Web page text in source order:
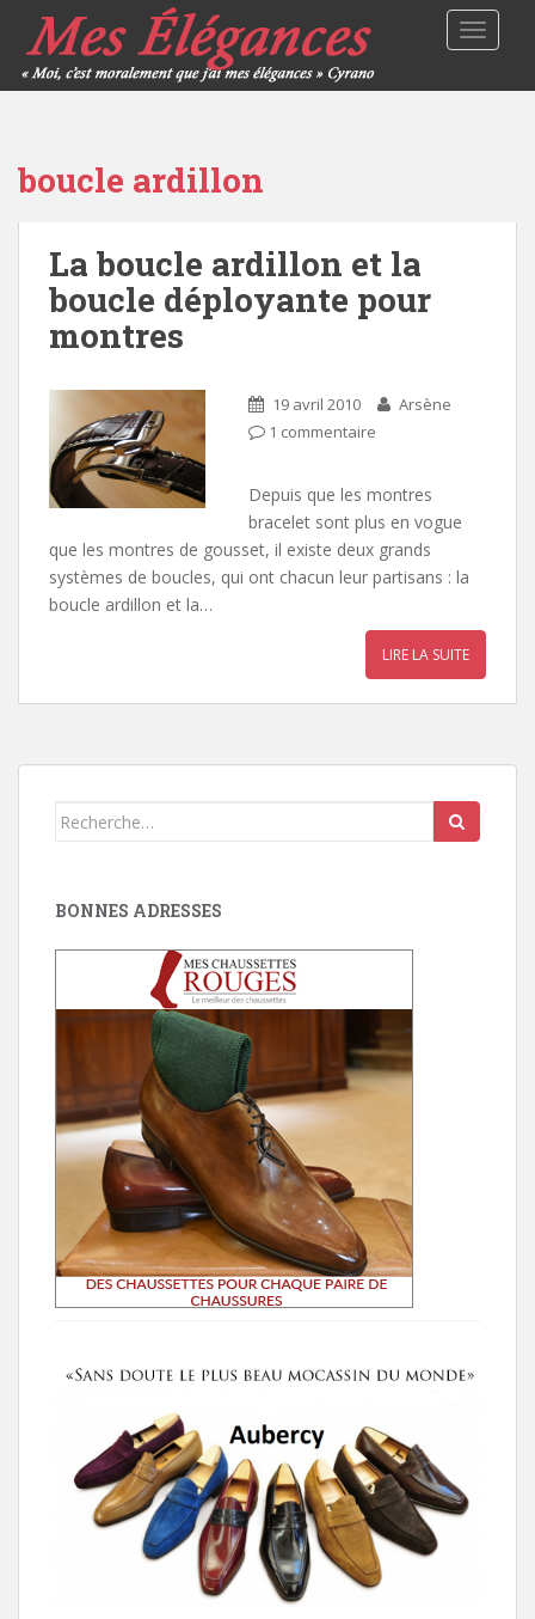
boucle ardillon
La boucle ardillon et la
boucle déployante pour
montres
19 avril 2010
Arsène
1 commentaire
Depuis que les montres
bracelet sont plus en vogue
que les montres de gousset, il existe deux grands
systèmes de boucles, qui ont chacun leur partisans : la
boucle ardillon et la…
LIRE LA SUITE
Search
BONNES ADRESSES